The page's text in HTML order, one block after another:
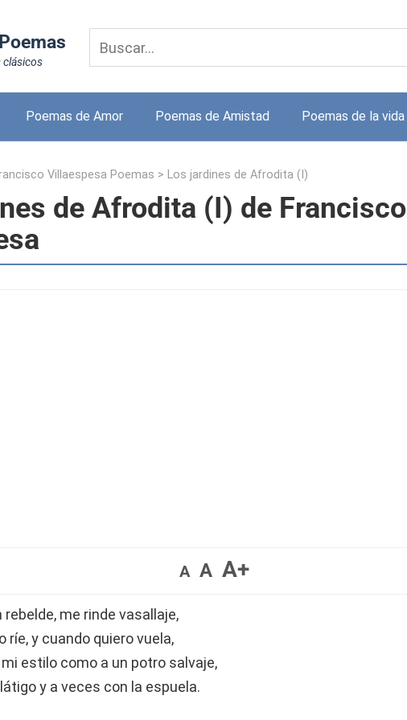
clásicos
Poemas de Amor Poemas de Amistad Poemas de la vida
Villaespesa Poemas > Los jardines de Afrodita (I)
de Afrodita (I) de Francisco
A A A+
rebelde, me rinde vasallaje,
ríe, y cuando quiero vuela,
estilo como a un potro salvaje,
y a veces con la espuela.